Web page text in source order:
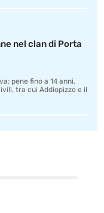
nel clan di Porta
pene fino a 14 anni,
tra cui Addiopizzo e il